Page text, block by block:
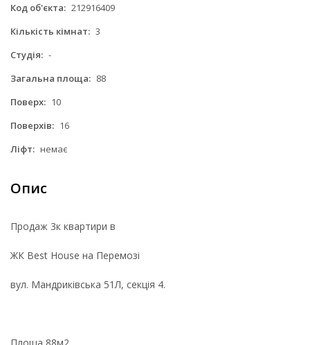
Код об'єкта: 212916409
Кількість кімнат: 3
Студія: -
Загальна площа: 88
Поверх: 10
Поверхів: 16
Ліфт: немає
Опис
Продаж 3к квартири в
ЖК Best House на Перемозі
вул. Мандриківська 51Л, секція 4.
Площа 88м2